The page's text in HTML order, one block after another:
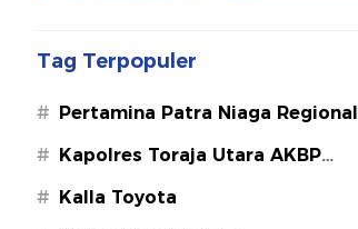
Tag Terpopuler
# Pertamina Patra Niaga Regional
# Kapolres Toraja Utara AKBP
M.Si
# Kalla Toyota